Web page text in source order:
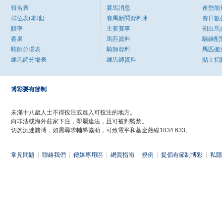
報名表
排位表(本地)
賠率
賽果
騎師分場表
練馬師分場表
賽馬消息
賽馬新聞資料庫
主要賽事
馬匹資料
騎師資料
練馬師資料
速勢能
賽日數
初出馬
騎練配
馬匹搬
貼士指
博彩要有節制
未滿十八歲人士不得投注或進入可投注的地方。
向非法或海外莊家下注，即屬違法，且可被判監禁。
切勿沉迷賭博，如需尋求輔導協助，可致電平和基金熱線1834 633。
常見問題 聯絡我們 傳媒專用區 網頁指南 規例 提倡有節制博彩 私